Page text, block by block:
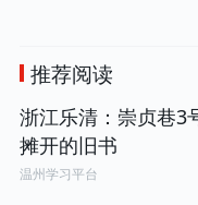
推荐阅读
浙江乐清：崇贞巷3
摊开的旧书
温州学习平台